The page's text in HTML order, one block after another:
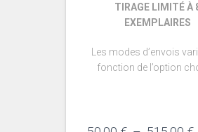
TIRAGE LIMITÉ À
EXEMPLAIRES
Les modes d’envois
fonction de l’option